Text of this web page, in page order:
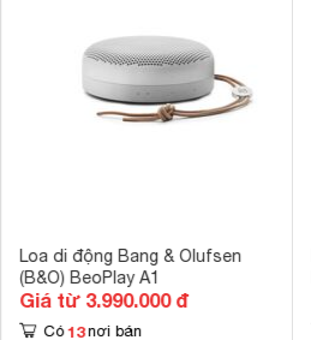
Loa di động Bang & Olufsen
(B&O) BeoPlay A1
Giá từ 3.990.000 đ
Có 13 nơi bán